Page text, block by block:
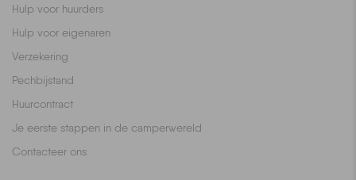
Hulp voor huurders
Hulp voor eigenaren
Verzekering
Pechbijstand
Huurcontract
Je eerste stappen in de camperwereld
Contacteer ons